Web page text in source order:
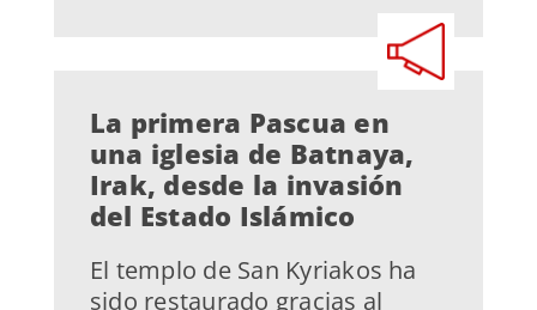
La primera Pascua en
una iglesia de Batnaya,
Irak, desde la invasión
del Estado Islámico
El templo de San Kyriakos ha
sido restaurado gracias al